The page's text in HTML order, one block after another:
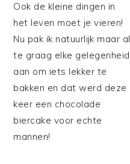
Ook de kleine dingen in
het leven moet je vieren!
Nu pak ik natuurlijk maar al
te graag elke gelegenheid
aan om iets lekker te
bakken en dat werd deze
keer een chocolade
biercake voor echte
mannen!